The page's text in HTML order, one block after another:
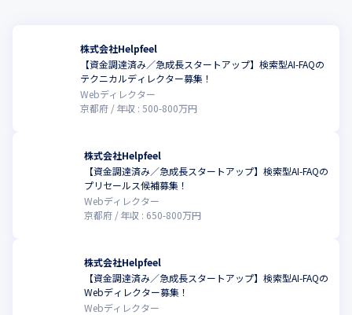
株式会社Helpfeel
【資金調達済み／急成長スタートアップ】検索型AI-FAQの
テクニカルディレクター募集！
Webディレクター
京都府
年収 :500-800万円
株式会社Helpfeel
【資金調達済み／急成長スタートアップ】検索型AI-FAQの
プリセールス候補募集！
Webディレクター
京都府
年収 : 650-800万円
株式会社Helpfeel
【資金調達済み／急成長スタートアップ】検索型AI-FAQの
Webディレクター募集！
Webディレクター